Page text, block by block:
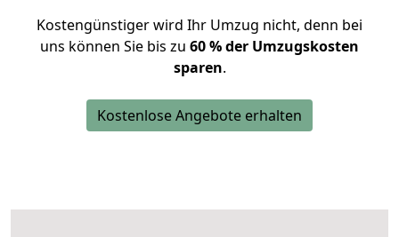
Kostengünstiger wird Ihr Umzug nicht, denn bei
uns können Sie bis zu 60 % der Umzugskosten
sparen.
Kostenlose Angebote erhalten